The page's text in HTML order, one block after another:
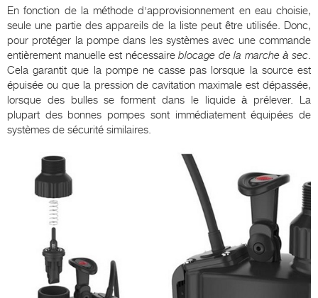
En fonction de la méthode d'approvisionnement en eau choisie,
seule une partie des appareils de la liste peut être utilisée. Donc,
pour protéger la pompe dans les systèmes avec une commande
entièrement manuelle est nécessaireblocage de la marche à sec.
Cela garantit que la pompe ne casse pas lorsque la source est
épuisée ou que la pression de cavitation maximale est dépassée,
lorsque des bulles se forment dans le liquide à prélever. La
plupart des bonnes pompes sont immédiatement équipées de
systèmes de sécurité similaires.